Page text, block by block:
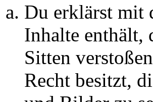
Du erklärst mit
Inhalte enthält,
Sitten
Recht besitzt,